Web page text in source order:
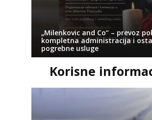
„Milenkovic and Co“ – prevoz
kompletna administracija i
pogrebne usluge
Korisne